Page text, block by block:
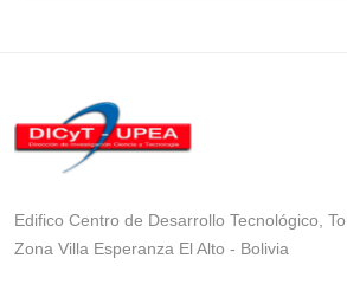
Edifico Centro de Desarrollo Tecnológico,
Zona Villa Esperanza El Alto - Bolivia